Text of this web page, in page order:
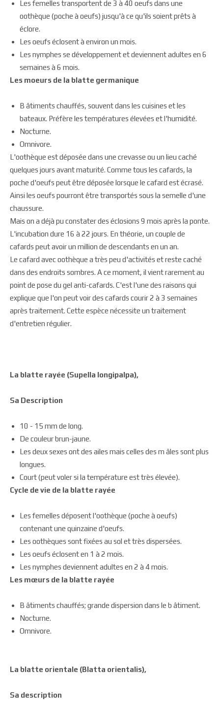
Les femelles transportent de 3 à 40 oeufs dans une
oothèque (poche à oeufs) jusqu'à ce qu'ils soient prêts à
éclore.
Les oeufs éclosent à environ un mois.
Les nymphes se développement et deviennent adultes en 6
semaines à 6 mois.
Les moeurs de la blatte germanique
B âtiments chauffés, souvent dans les cuisines et les
bateaux. Préfère les températures élevées et l'humidité.
Nocturne.
Omnivore.
L'oothèque est déposée dans une crevasse ou un lieu caché
quelques jours avant maturité. Comme tous les cafards, la
poche d'oeufs peut être déposée lorsque le cafard est écrasé.
Ainsi les oeufs pourront être transportés sous la semelle d'une
chaussure.
Mais on a déjà pu constater des éclosions 9 mois après la ponte.
L'incubation dure 16 à 22 jours. En théorie, un couple de
cafards peut avoir un million de descendants en un an.
Le cafard avec oothèque a très peu d'activités et reste caché
dans des endroits sombres. A ce moment, il vient rarement au
point de pose du gel anti-cafards. C'est l'une des raisons qui
explique que l'on peut voir des cafards courir 2 à 3 semaines
après traitement. Cette espèce nécessite un traitement
d'entretien régulier.
La blatte rayée (Supella longipalpa),
Sa Description
10 - 15 mm de long.
De couleur brun-jaune.
Les deux sexes ont des ailes mais celles des m âles sont plus
longues.
Court (peut voler si la température est très élevée).
Cycle de vie de la blatte rayée
Les femelles déposent l'oothèque (poche à oeufs)
contenant une quinzaine d'oeufs.
Les oothèques sont fixées au sol et très dispersées.
Les oeufs éclosent en 1 à 2 mois.
Les nymphes deviennent adultes en 2 à 4 mois.
Les mœurs de la blatte rayée
B âtiments chauffés; grande dispersion dans le b âtiment.
Nocturne.
Omnivore.
La blatte orientale (Blatta orientalis),
Sa description